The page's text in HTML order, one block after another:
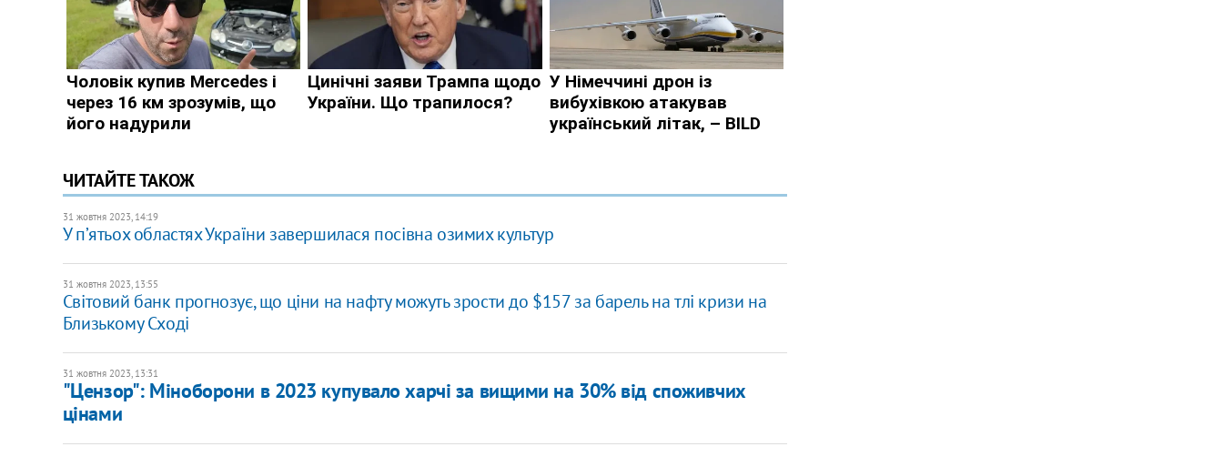
ЧИТАЙТЕ ТАКОЖ
31 жовтня 2023, 14:19
У пʼятьох областях України завершилася посівна озимих культур
31 жовтня 2023, 13:55
Світовий банк прогнозує, що ціни на нафту можуть зрости до $157 за барель на тлі кризи на
Близькому Сході
31 жовтня 2023, 13:31
"Цензор": Міноборони в 2023 купувало харчі за вищими на 30% від споживчих
цінами